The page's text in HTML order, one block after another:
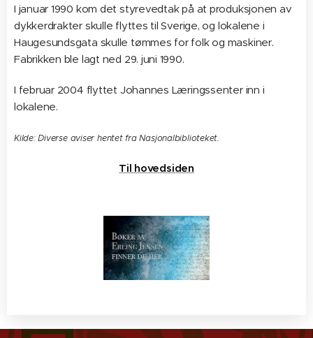
I januar 1990 kom det styrevedtak på at produksjonen av
dykkerdrakter skulle flyttes til Sverige, og lokalene i
Haugesundsgata skulle tømmes for folk og maskiner.
Fabrikken ble lagt ned 29. juni 1990.
I februar 2004 flyttet Johannes Læringssenter inn i
lokalene.
Kilde: Diverse aviser hentet fra Nasjonalbiblioteket.
Til hovedsiden